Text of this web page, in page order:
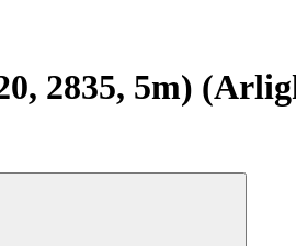
2835, 5m)